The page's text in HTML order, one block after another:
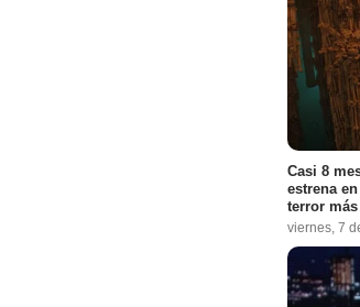
Casi 8
estrena
terror
viernes, 7